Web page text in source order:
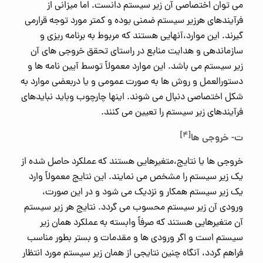
می توان اختصاصی آن زیر سیستم دانست. اما میزانی از
فرآیندهای هرزیر سیستم ضمنی بوده و کمتر مورد توجه قرارمی
گیرند. این موارد،آنهایی هستند که مربوط به برنامه ریزی و
سازماندهی و هدایت منابع در راستای تحقق خروجی های آن
زیر سیستم می باشد. این موارد معمولاً توسط آیین نامه ها و
دستورالعمل و روش ها به صورت عمومی و یا دربعضی موارد به
شکل اختصاصی دنبال می شوند. اینها چارچوب وباید نبایدهای
فرآیندهای زیر سیستم را تعیین می کنند.
ت- خروجی ها[۴]
خروجی ها یا نتایج،متغیرهایی هستند که عملکرد حاصل شده از
یک زیر سیستم را مشخص می نمایند. این نتایج معمولاً وارد
یک زیر سیستم همکار و نزدیک می شود و در این صورت،
ورودی آن زیر سیستم محسوب می گردد. نتایج هر زیر سیستم
آن متغیرهایی هستند که صرفاً وابسته به عملکرد همان زیر
سیستم است و اگر ورودی ها و مقدمات و بستر بطور مناسب
فراهم گردد، آنگاه چنین نتایجی از همان زیر سیستم مورد انتظار